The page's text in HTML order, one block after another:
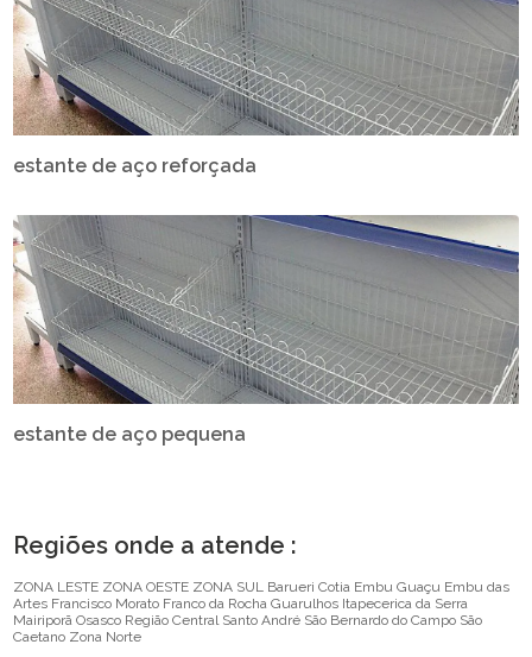
estante de aço reforçada
estante de aço pequena
Regiões onde a atende :
ZONA LESTE ZONA OESTE ZONA SUL Barueri Cotia Embu Guaçu Embu das
Artes Francisco Morato Franco da Rocha Guarulhos Itapecerica da Serra
Mairiporã Osasco Região Central Santo André São Bernardo do Campo São
Caetano Zona Norte